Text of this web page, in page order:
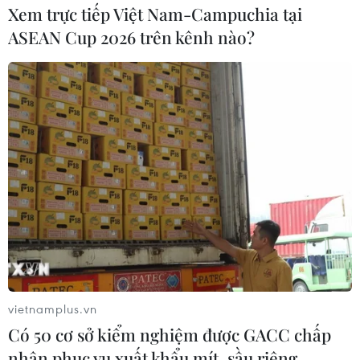
Xem trực tiếp Việt Nam-Campuchia tại
ASEAN Cup 2026 trên kênh nào?
vietnamplus.vn
Có 50 cơ sở kiểm nghiệm được GACC chấp